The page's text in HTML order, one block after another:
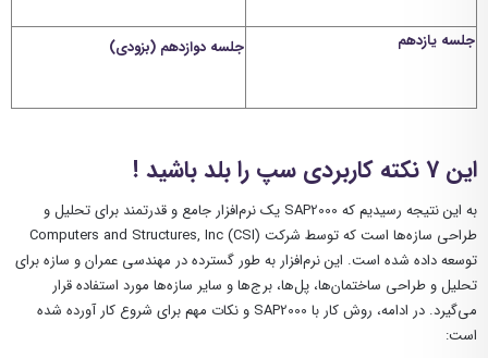
جلسه یازدهم جلسه دوازدهم (بزودی)
این 7 نکته کاربردی سپ را بلد باشید !
به این نتیجه رسیدیم که SAP2000 یک نرم‌افزار جامع و قدرتمند برای تحلیل و
طراحی سازه‌ها است که توسط شرکت Computers and Structures, Inc (CSI)
توسعه داده شده است. این نرم‌افزار به طور گسترده در مهندسی عمران و سازه برای
تحلیل و طراحی ساختمان‌ها، پل‌ها، برج‌ها و سایر سازه‌ها مورد استفاده قرار
می‌گیرد. در ادامه، روش کار با SAP2000 و نکات مهم برای شروع کار آورده شده
است: